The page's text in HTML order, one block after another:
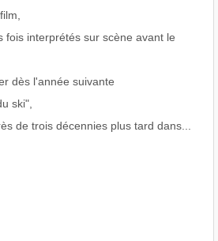
fois interprétés sur scène avant le
dès l'année suivante
ski",
de trois décennies plus tard dans...